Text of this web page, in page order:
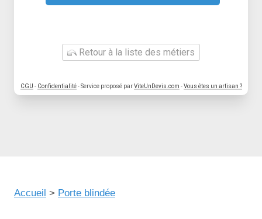
Retour à la liste des métiers
CGU - Confidentialité- Service proposé parViteUnDevis.com -Vous êtes un artisan ?
Accueil > Porte blindée